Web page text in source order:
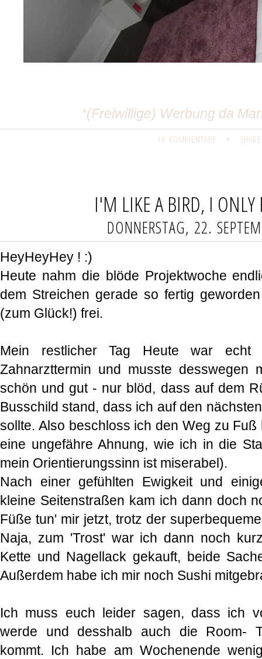
*(Freiwillige) Werbung da
16 KOMMENTARE •
I'M LIKE A BIRD, I ONLY
DONNERSTAG, 22.
HeyHeyHey ! :)
Heute nahm die blöde Projektwoche
dem Streichen gerade so fertig
(zum Glück!) frei.
Mein restlicher Tag Heute war echt
Zahnarzttermin und musste desswegen
schön und gut - nur blöd, dass auf dem
Busschild stand, dass ich auf den
sollte. Also beschloss ich den Weg zu
eine ungefähre Ahnung, wie ich in die
mein Orientierungssinn ist miserabel).
Nach einer gefühlten Ewigkeit und
kleine Seitenstraßen kam ich dann doch
Füße tun' mir jetzt, trotz der
Naja, zum 'Trost' war ich dann noch
Kette und Nagellack gekauft, beide
Außerdem habe ich mir noch Sushi
Ich muss euch leider sagen, dass ich
werde und desshalb auch die Room-
kommt. Ich habe am Wochenende